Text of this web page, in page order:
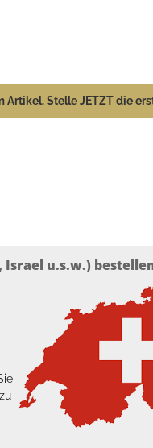
Artikel. Stelle JETZT die
u.s.w.)